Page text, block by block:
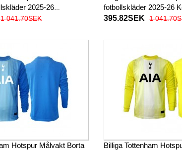
2025-26
1 041.70SEK
fotbollskläder 2025-26
395.82SEK
1
Hotspur Målvakt Borta
Billiga Tottenham